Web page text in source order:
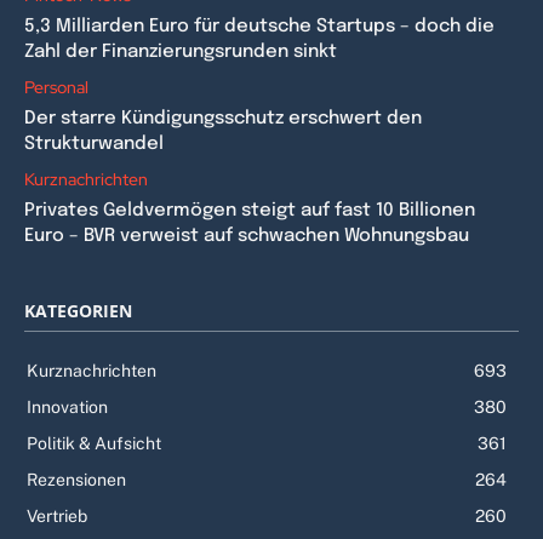
5,3 Milliarden Euro für deutsche Startups – doch die
Zahl der Finanzierungsrunden sinkt
Personal
Der starre Kündigungsschutz erschwert den
Strukturwandel
Kurznachrichten
Privates Geldvermögen steigt auf fast 10 Billionen
Euro – BVR verweist auf schwachen Wohnungsbau
KATEGORIEN
Kurznachrichten
693
Innovation
380
Politik & Aufsicht
361
Rezensionen
264
Vertrieb
260